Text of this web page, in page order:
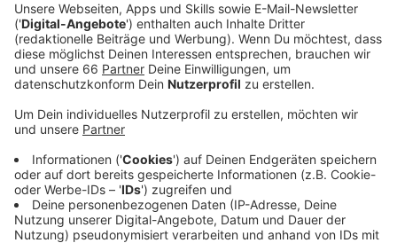
niedergelegt.
Veröffentlicht:Mittwoch, 16.04.2025 05:08
Anzeige
Neue Ausstellung: "Düsseldorf 1945.
ÜberLeben in der Stadt"
Anzeige